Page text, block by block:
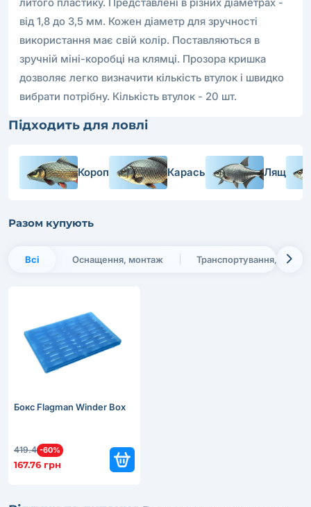
від 1,8 до 3,5 мм. Кожен діаметр для зручності
використання має свій колір. Поставляються в
зручній міні-коробці на клямці. Прозора кришка
дозволяє легко визначити кількість втулок і швидко
вибрати потрібну. Кількість втулок - 20 шт.
Підходить для ловлі
Короп Карась Лящ
Разом купують
Всі Оснащення, монтаж Транспортування,
Бокс Flagman Winder Box
419.4 -60%
167.76 грн